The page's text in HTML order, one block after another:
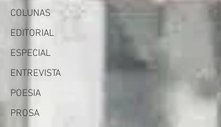
COLUNAS
EDITORIAL
ESPECIAL
ENTREVISTA
POESIA
PROSA